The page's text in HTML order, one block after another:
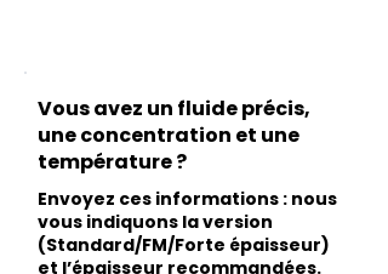
Vous avez un fluide précis,
une concentration et une
température ?
Envoyez ces informations : nous
vous indiquons la version
(Standard/FM/Forte épaisseur)
et l’épaisseur recommandées.